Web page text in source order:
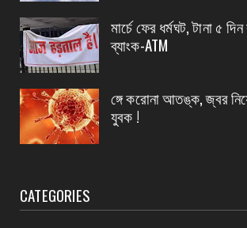
নৈপুর গ্রাম পঞ্চায়েতে বিজেপির নতুন বোর্ড
পদে মদ...
মার্চে ফের ধর্মঘট, টানা ৫
ব্যাংক-ATM
ঙ্গে করোনা আতঙ্ক, জ্বর
যুবক !
CATEGORIES